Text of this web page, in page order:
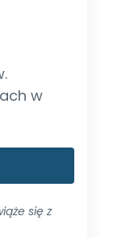
w
się z